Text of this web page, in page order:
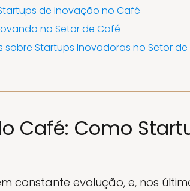
de Inovação no Café
no Setor de Café
sobre Startups Inovadoras no Setor
Café: Como
constante evolução, e, nos